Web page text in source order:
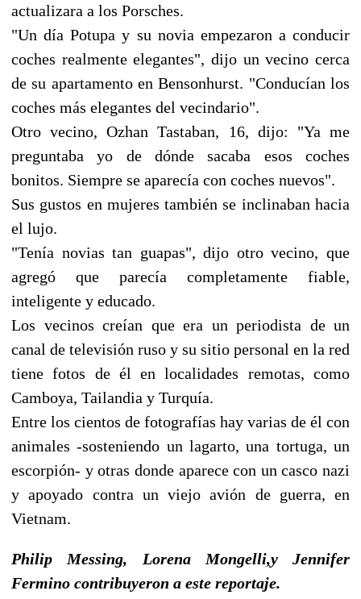
actualizara a los Porsches.
"Un día Potupa y su novia empezaron a conducir
coches realmente elegantes", dijo un vecino cerca
de su apartamento en Bensonhurst. "Conducían los
coches más elegantes del vecindario".
Otro vecino, Ozhan Tastaban, 16, dijo: "Ya me
preguntaba yo de dónde sacaba esos coches
bonitos. Siempre se aparecía con coches nuevos".
Sus gustos en mujeres también se inclinaban hacia
el lujo.
"Tenía novias tan guapas", dijo otro vecino, que
agregó que parecía completamente fiable,
inteligente y educado.
Los vecinos creían que era un periodista de un
canal de televisión ruso y su sitio personal en la red
tiene fotos de él en localidades remotas, como
Camboya, Tailandia y Turquía.
Entre los cientos de fotografías hay varias de él con
animales -sosteniendo un lagarto, una tortuga, un
escorpión- y otras donde aparece con un casco nazi
y apoyado contra un viejo avión de guerra, en
Vietnam.
Philip Messing, Lorena Mongelli,y Jennifer
Fermino contribuyeron a este reportaje.